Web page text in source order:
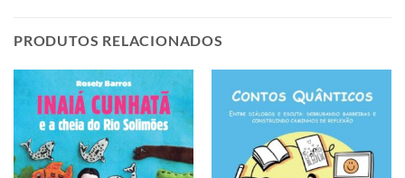
PRODUTOS RELACIONADOS